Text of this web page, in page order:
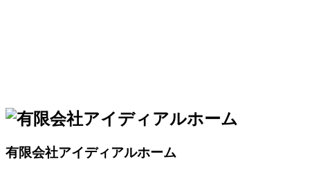
有限会社アイディアルホーム